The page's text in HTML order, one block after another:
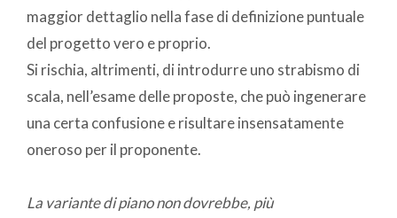
maggior dettaglio nella fase di definizione puntuale
del progetto vero e proprio.
Si rischia, altrimenti, di introdurre uno strabismo di
scala, nell’esame delle proposte, che può ingenerare
una certa confusione e risultare insensatamente
oneroso per il proponente.
La variante di piano non dovrebbe, più